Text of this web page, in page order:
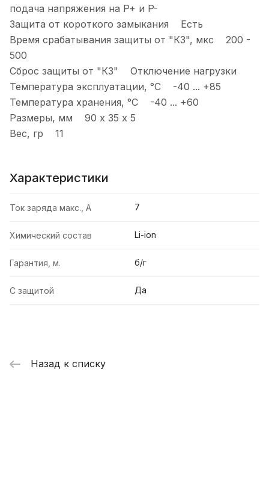
подача напряжения на P+ и P-
Защита от короткого замыкания Есть
Время срабатывания защиты от "КЗ", мкс 200 -
500
Сброс защиты от "КЗ" Отключение нагрузки
Температура эксплуатации, °С -40 ... +85
Температура хранения, °С -40 ... +60
Размеры, мм 90 х 35 х 5
Вес, гр 11
Характеристики
Ток заряда макс., А 7
Химический состав Li-ion
Гарантия, м. б/г
С защитой Да
Назад к списку